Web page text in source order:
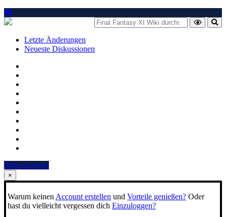
Letzte Änderungen
Neueste Diskussionen
Mehr ansehen
×
Warum keinen Account erstellen und Vorteile genießen? Oder
hast du vielleicht vergessen dich Einzuloggen?